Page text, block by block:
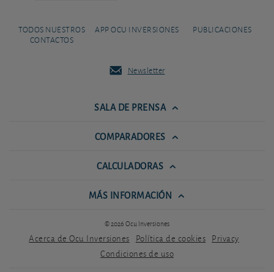
TODOS NUESTROS
CONTACTOS
APP OCU INVERSIONES PUBLICACIONES
Newsletter
SALA DE PRENSA
COMPARADORES
CALCULADORAS
MÁS INFORMACIÓN
© 2026 Ocu Inversiones
Acerca de Ocu Inversiones Política de cookies Privacy
Condiciones de uso